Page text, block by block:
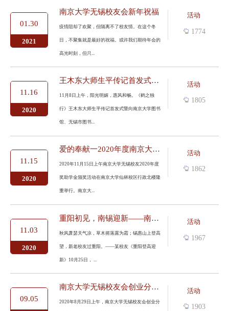
01.30
2021
活动
1774
南京大学无锡校友会新年祝福
疫情阻却了欢聚，但隔离不了校友情。在这个冬
日，不聚集就是最好的祝福。或许我们期待年会的
高光时刻，但只...
11.16
2020
活动
1805
王木东大师生平传记首发式暨向南京大学图书馆、无锡市图书馆赠书...
11月8日上午，阳光明媚，惠风和畅。《鹤之独
行》王木东大师生平传记首发式暨向南京大学图书
馆、无锡市图书...
11.15
2020
活动
1862
爱的奉献一2020年度南京大学无锡奖助学金颁奖活动隆重举行
2020年11月15日上午南京大学无锡校友2020年度
奖助学金颁奖活动在南京大学仙林校区行政北楼隆
重举行。南京大...
11.03
2020
活动
1967
重阳初见，南锡迎新——南京大学无锡校友会2020迎新校友活动圆满举...
秋风萧瑟天气凉，草木摇落露为霜；锡惠山上登高
望，新老校友过重阳。——某校友《重阳登高迎
新》10月25日， ...
09.05
活动
1903
南京大学无锡校友会创业分会、商学院分会成立仪式暨创新创业基地...
2020年8月29日上午，南京大学无锡校友会创业分